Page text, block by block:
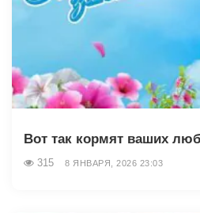
Вот так кормят ваших
315 8 ЯНВАРЯ, 2026 23:03